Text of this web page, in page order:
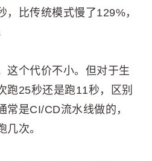
，比传统模式慢了129%，
这个代价不小。但对于生
跑25秒还是跑11秒，区别
常是CI/CD流水线做的，
几次。